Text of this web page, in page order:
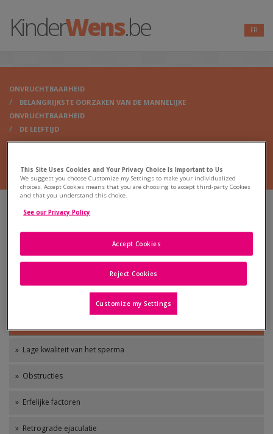
KinderWens.be FR
ONVRUCHTBAARHEID
BELANGRIJKSTE OORZAKEN VAN DE MANNELIJKE
ONVRUCHTBAARHEID
DE LEEFTIJD
Verminderde vruchtbaarheid
Onverklaarde onvruchtbaarheid
» Lage kwaliteit van het sperma
» Obstructies
» Erfelijke factoren
» Retrograde ejaculatie
This Site Uses Cookies and Your Privacy Choice Is Important to Us
We suggest you choose Customize my Settings to make your individualized
choices. Accept Cookies means that you are choosing to accept third-party Cookies
and that you understand this choice.
See our Privacy Policy
Reject Cookies
Accept Cookies
Customize my Settings